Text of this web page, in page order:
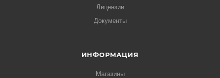
Лицензии
Документы
ИНФОРМАЦИЯ
Магазины